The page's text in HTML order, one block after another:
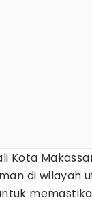
Kota
di wilayah